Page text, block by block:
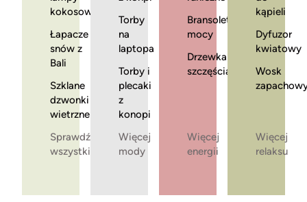
kokosowe
Łapacze
snów z
Bali
Szklane
dzwonki
wietrzne
Sprawdź
wszystkie
Torby
na
laptopa
Torby i
plecaki
z
konopi
Więcej
mody
Bransoletki
mocy
Drzewka
szczęścia
Więcej
energii
kąpieli
Dyfuzor
kwiatowy
Wosk
Więcej
relaksu